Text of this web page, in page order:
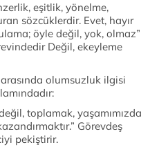
eşitlik, yönelme,
sözcüklerdir. Evet, hayır
öyle değil, yok, olmaz”
Değil, ekeyleme
olumsuzluk ilgisi
toplamak, yaşamımızda
Görevdeş
pekiştirir.